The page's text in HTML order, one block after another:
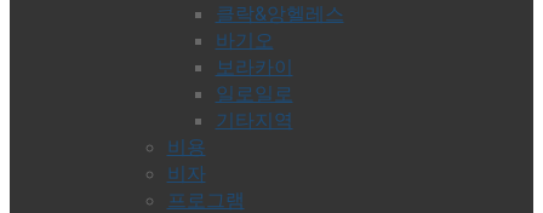
클락&앙헬레스
바기오
보라카이
일로일로
기타지역
비용
비자
프로그램